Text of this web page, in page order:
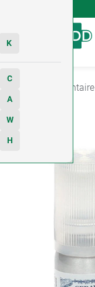
K
C
A
W
H
Hygiene Bucco dentaire